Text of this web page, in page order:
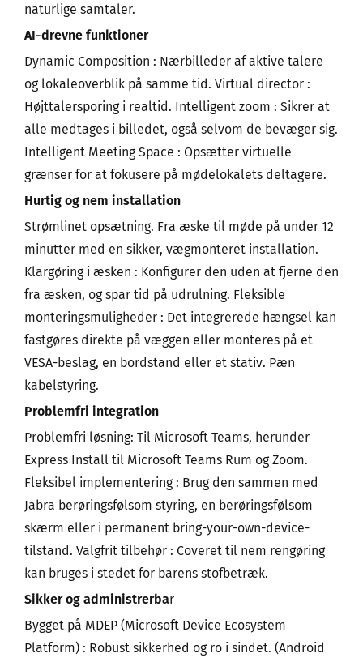
naturlige samtaler.
AI-drevne funktioner
Dynamic Composition : Nærbilleder af aktive talere
og lokaleoverblik på samme tid. Virtual director :
Højttalersporing i realtid. Intelligent zoom : Sikrer at
alle medtages i billedet, også selvom de bevæger sig.
Intelligent Meeting Space : Opsætter virtuelle
grænser for at fokusere på mødelokalets deltagere.
Hurtig og nem installation
Strømlinet opsætning. Fra æske til møde på under 12
minutter med en sikker, vægmonteret installation.
Klargøring i æsken : Konfigurer den uden at fjerne den
fra æsken, og spar tid på udrulning. Fleksible
monteringsmuligheder : Det integrerede hængsel kan
fastgøres direkte på væggen eller monteres på et
VESA-beslag, en bordstand eller et stativ. Pæn
kabelstyring.
Problemfri integration
Problemfri løsning: Til Microsoft Teams, herunder
Express Install til Microsoft Teams Rum og Zoom.
Fleksibel implementering : Brug den sammen med
Jabra berøringsfølsom styring, en berøringsfølsom
skærm eller i permanent bring-your-own-device-
tilstand. Valgfrit tilbehør : Coveret til nem rengøring
kan bruges i stedet for barens stofbetræk.
Sikker og administrerbar
Bygget på MDEP (Microsoft Device Ecosystem
Platform) : Robust sikkerhed og ro i sindet. (Android